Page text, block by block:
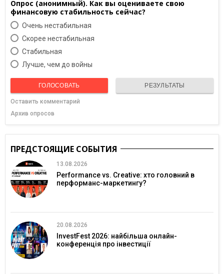
Опрос (анонимный). Как вы оцениваете свою
финансовую стабильность сейчас?
Очень нестабильная
Скорее нестабильная
Cтабильная
Лучше, чем до войны
ГОЛОСОВАТЬ РЕЗУЛЬТАТЫ
Оставить комментарий
Архив опросов
ПРЕДСТОЯЩИЕ СОБЫТИЯ
13.08.2026
Performance vs. Creative: хто головний в
перформанс-маркетингу?
20.08.2026
InvestFest 2026: найбільша онлайн-
конференція про інвестиції